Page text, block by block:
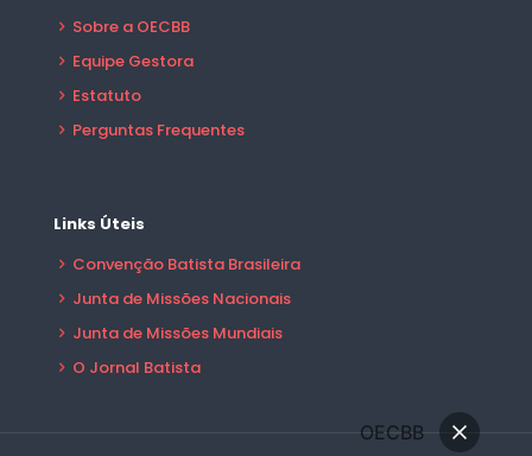
Sobre a OECBB
Equipe Gestora
Estatuto
Perguntas Frequentes
Links Úteis
Convenção Batista Brasileira
Junta de Missões Nacionais
Junta de Missões Mundiais
O Jornal Batista
OECBB